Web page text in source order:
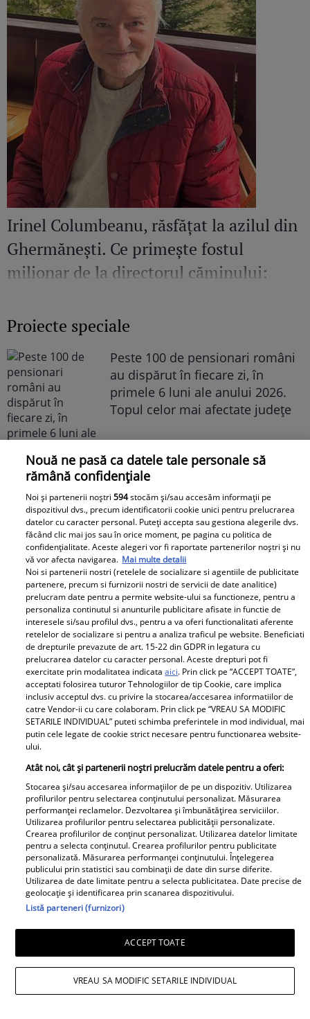
Irinel Columbeanu, răsfățat la azilul din
Ghermănești. Ce primește fostul
milionar de la directorul căminului:
Proiecte speciale
Peste 100 de pensionari români
au dispărut în fiecare zi, în
primele 6 luni ale anului 2026.
Topul celor mai afectate județe
Un vecin instruit poate salva o
viață. Vezi despre ce e vorba
Libertatea.ro
Cât costă un litru de benzină și
motorină, marți, 21 iulie 2026, în
București, Iași, Cluj-Napoca,
Timișoara și Constanța
Avantaje
Ea - 52, el - 29, atât aveau când s-
au îndrăgostit, dar iubirea nu a
rezistat. La 6 luni de la
despărțirea de Octavian Ene, uite
cum a răspuns Daniela Nane la
o întrebare incomodă! ȘAH MAT!
Nouă ne pasă ca datele tale personale să
rămână confidențiale
Noi și partenerii noștri594stocăm și/sau accesăm informații pe
dispozitivul dvs., precum identificatorii cookie unici pentru prelucrarea
datelor cu caracter personal. Puteți accepta sau gestiona alegerile dvs.
făcând clic mai jos sau în orice moment, pe pagina cu politica de
confidențialitate. Aceste alegeri vor fi raportate partenerilor noștri și nu
vă vor afecta navigarea. Mai multe detalii
Noi si partenerii nostri (retelele de socializare si agentiile de publicitate
partenere, precum si furnizorii nostri de servicii de date analitice)
prelucram date pentru a permite website-ului sa functioneze, pentru a
personaliza continutul si anunturile publicitare afisate in functie de
interesele si/sau profilul dvs., pentru a va oferi functionalitati aferente
retelelor de socializare si pentru a analiza traficul pe website. Beneficiati
de drepturile prevazute de art. 15-22 din GDPR in legatura cu
prelucrarea datelor cu caracter personal. Aceste drepturi pot fi
exercitate prin modalitatea indicataaici. Prin click pe “ACCEPT TOATE”,
acceptati folosirea tuturor Tehnologiilor de tip Cookie, care implica
inclusiv acceptul dvs. cu privire la stocarea/accesarea informatiilor de
catre Vendor-ii cu care colaboram. Prin click pe “VREAU SA MODIFIC
SETARILE INDIVIDUAL” puteti schimba preferintele in mod individual, mai
putin cele legate de cookie strict necesare pentru functionarea website-
ului.
Atât noi, cât și partenerii noștri prelucrăm datele pentru a oferi:
Stocarea și/sau accesarea informațiilor de pe un dispozitiv. Utilizarea
profilurilor pentru selectarea conținutului personalizat. Măsurarea
performanței reclamelor. Dezvoltarea și îmbunătățirea serviciilor.
Utilizarea profilurilor pentru selectarea publicității personalizate.
Crearea profilurilor de conținut personalizat. Utilizarea datelor limitate
pentru a selecta conținutul. Crearea profilurilor pentru publicitate
personalizată. Măsurarea performanței conținutului. Înțelegerea
publicului prin statistici sau combinații de date din surse diferite.
Utilizarea de date limitate pentru a selecta publicitatea. Date precise de
geolocație și identificarea prin scanarea dispozitivului.
Listă parteneri (furnizori)
ACCEPT TOATE
VREAU SA MODIFIC SETARILE INDIVIDUAL